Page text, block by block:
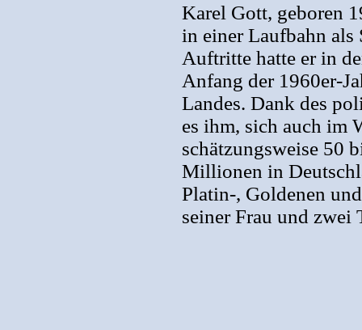
Karel Gott, geboren
in einer Laufbahn als
Auftritte hatte er in
Anfang der 1960er-
Landes. Dank des
es ihm, sich auch im
schätzungsweise 50
Millionen in
Platin-, Goldenen
seiner Frau und zwei